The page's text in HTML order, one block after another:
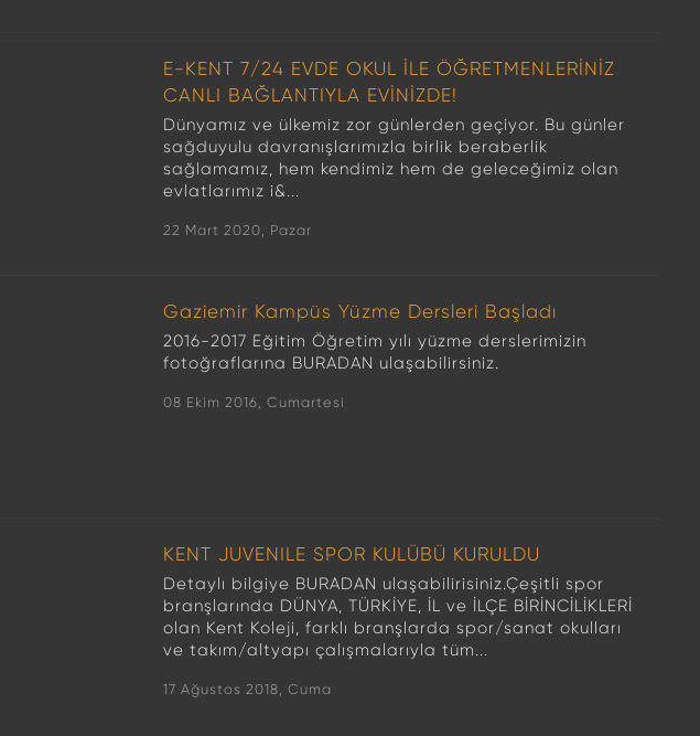
E-KENT 7/24 EVDE OKUL İLE ÖĞRETMENLERİNİZ
CANLI BAĞLANTIYLA EVİNİZDE!
Dünyamız ve ülkemiz zor günlerden geçiyor. Bu günler
sağduyulu davranışlarımızla birlik beraberlik
sağlamamız, hem kendimiz hem de geleceğimiz olan
evlatlarımız i&...
22 Mart 2020, Pazar
Gaziemir Kampüs Yüzme Dersleri Başladı
2016-2017 Eğitim Öğretim yılı yüzme derslerimizin
fotoğraflarına BURADAN ulaşabilirsiniz.
08 Ekim 2016, Cumartesi
KENT JUVENILE SPOR KULÜBÜ KURULDU
Detaylı bilgiye BURADAN ulaşabilirisiniz.Çeşitli spor
branşlarında DÜNYA, TÜRKİYE, İL ve İLÇE BİRİNCİLİKLERİ
olan Kent Koleji, farklı branşlarda spor/sanat okulları
ve takım/altyapı çalışmalarıyla tüm...
17 Ağustos 2018, Cuma